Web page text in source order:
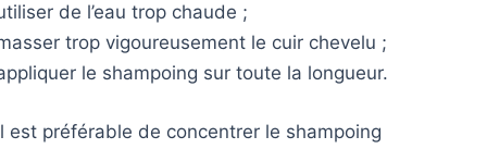
de l’eau trop chaude ;
trop vigoureusement le cuir chevelu ;
le shampoing sur toute la longueur.
est préférable de concentrer le shampoing